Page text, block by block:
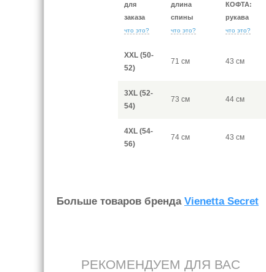
для
заказа
что это?
длина
спины
что это?
КОФТА:
рукава
что это?
XXL (50-
52)
71 см 43 см
3XL (52-
54)
73 см 44 см
4XL (54-
56)
74 см 43 см
Больше товаров бренда Vienetta Secret
РЕКОМЕНДУЕМ ДЛЯ ВАС